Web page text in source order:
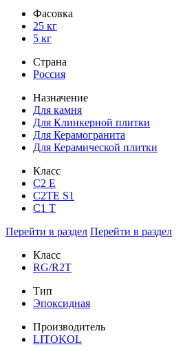
Фасовка
25 кг
5 кг
Страна
Россия
Назначение
Для камня
Для Клинкерной плитки
Для Керамогранита
Для Керамической плитки
Класс
С2 Е
C2TE S1
C1 T
Перейти в раздел Перейти в раздел
Класс
RG/R2T
Тип
Эпоксидная
Производитель
LITOKOL